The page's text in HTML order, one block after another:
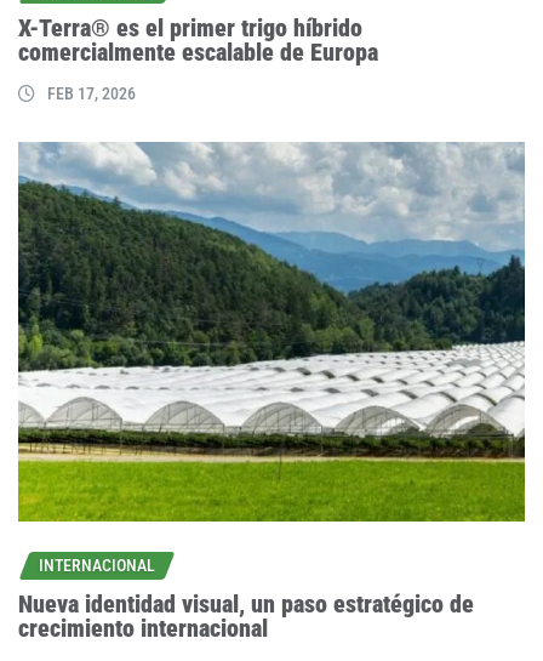
X-Terra® es el primer trigo híbrido
comercialmente escalable de Europa
FEB 17, 2026
INTERNACIONAL
Nueva identidad visual, un paso estratégico de
crecimiento internacional